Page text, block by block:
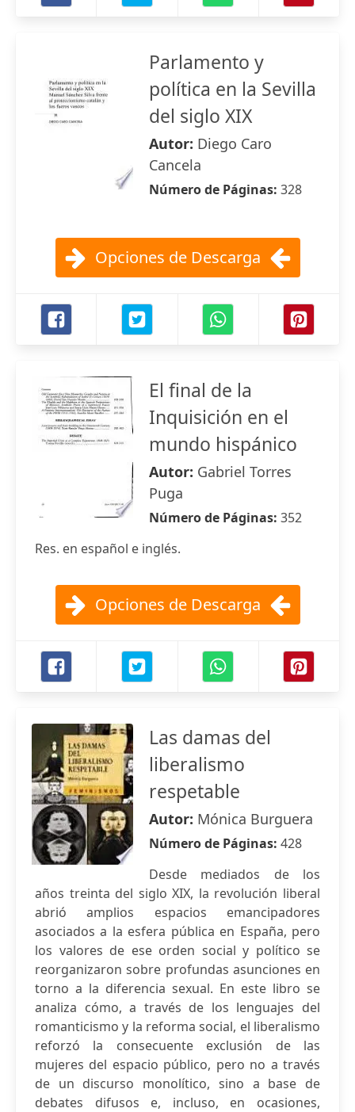
Parlamento y
política en la Sevilla
del siglo XIX
Autor: Diego Caro
Cancela
Número de Páginas: 328
Opciones de Descarga
El final de la
Inquisición en el
mundo hispánico
Autor: Gabriel Torres
Puga
Número de Páginas: 352
Res. en español e inglés.
Opciones de Descarga
Las damas del
liberalismo
respetable
Autor: Mónica Burguera
Número de Páginas: 428
Desde mediados de los
años treinta del siglo XIX, la revolución liberal
abrió amplios espacios emancipadores
asociados a la esfera pública en España, pero
los valores de ese orden social y político se
reorganizaron sobre profundas asunciones en
torno a la diferencia sexual. En este libro se
analiza cómo, a través de los lenguajes del
romanticismo y la reforma social, el liberalismo
reforzó la consecuente exclusión de las
mujeres del espacio público, pero no a través
de un discurso monolítico, sino a base de
debates difusos e, incluso, en ocasiones,